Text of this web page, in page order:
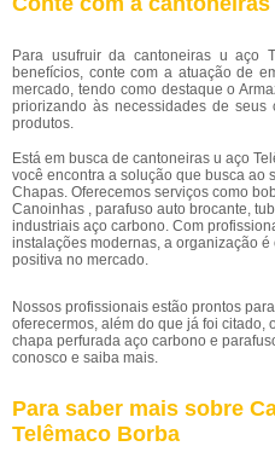
Para usufruir da cantoneiras u aço
benefícios, conte com a atuação de
mercado, tendo como destaque o
priorizando às necessidades de
produtos.
Está em busca de cantoneiras u aço
você encontra a solução que busca ao
Chapas. Oferecemos serviços como
Canoinhas , parafuso auto brocante,
industriais aço carbono. Com
instalações modernas, a organização
positiva no mercado.
Nossos profissionais estão prontos
oferecermos, além do que já foi citado,
chapa perfurada aço carbono e
conosco e saiba mais.
Para saber mais sobre
Telêmaco Borba